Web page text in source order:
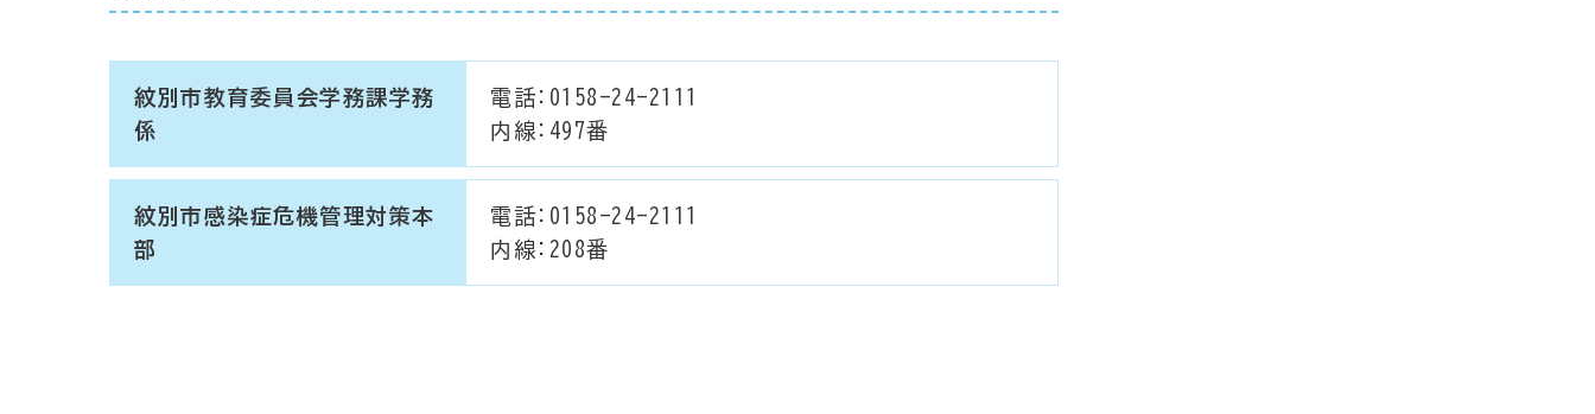
紋別市教育委員会学務課学務
係
電話:0158-24-2111
内線:497番
紋別市感染症危機管理対策本
部
電話:0158-24-2111
内線:208番